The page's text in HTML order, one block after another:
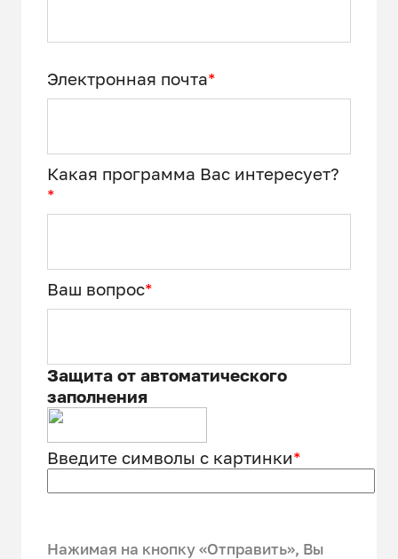
алгоритмы автотехнической
Электронная почта*
Какая программа Вас интересует?
*
Ваш вопрос*
Защита от автоматического
заполнения
Введите символы с картинки*
Нажимая на кнопку «Отправить», Вы